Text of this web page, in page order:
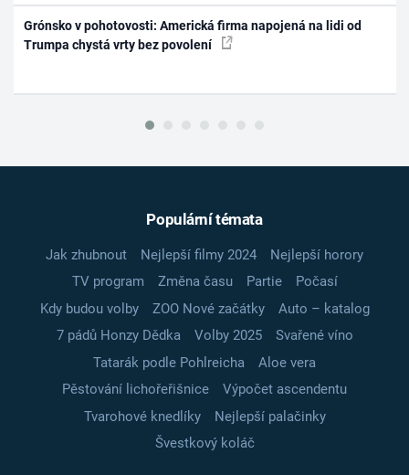
Grónsko v pohotovosti: Americká firma napojená na lidi od
Trumpa chystá vrty bez povolení
Populární témata
Jak zhubnout Nejlepší filmy 2024
Nejlepší horory
TV program
Změna času Partie
Počasí
Kdy budou volby
ZOO Nové začátky
Auto – katalog
7 pádů Honzy Dědka
Volby 2025
Svařené víno
Tatarák podle Pohlreicha
Aloe vera
Pěstování lichořeřišnice
Výpočet ascendentu
Tvarohové knedlíky
Nejlepší palačinky
Švestkový koláč